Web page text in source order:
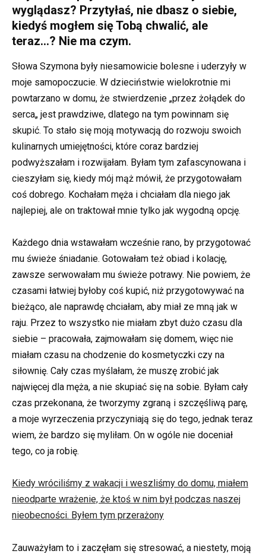
wyglądasz? Przytyłaś, nie dbasz o siebie,
kiedyś mogłem się Tobą chwalić, ale
teraz…? Nie ma czym.
Słowa Szymona były niesamowicie bolesne i uderzyły w
moje samopoczucie. W dzieciństwie wielokrotnie mi
powtarzano w domu, że stwierdzenie „przez żołądek do
serca„ jest prawdziwe, dlatego na tym powinnam się
skupić. To stało się moją motywacją do rozwoju swoich
kulinarnych umiejętności, które coraz bardziej
podwyższałam i rozwijałam. Byłam tym zafascynowana i
cieszyłam się, kiedy mój mąż mówił, że przygotowałam
coś dobrego. Kochałam męża i chciałam dla niego jak
najlepiej, ale on traktował mnie tylko jak wygodną opcję.
Każdego dnia wstawałam wcześnie rano, by przygotować
mu świeże śniadanie. Gotowałam też obiad i kolację,
zawsze serwowałam mu świeże potrawy. Nie powiem, że
czasami łatwiej byłoby coś kupić, niż przygotowywać na
bieżąco, ale naprawdę chciałam, aby miał ze mną jak w
raju. Przez to wszystko nie miałam zbyt dużo czasu dla
siebie – pracowała, zajmowałam się domem, więc nie
miałam czasu na chodzenie do kosmetyczki czy na
siłownię. Cały czas myślałam, że muszę zrobić jak
najwięcej dla męża, a nie skupiać się na sobie. Byłam cały
czas przekonana, że tworzymy zgraną i szczęśliwą parę,
a moje wyrzeczenia przyczyniają się do tego, jednak teraz
wiem, że bardzo się myliłam. On w ogóle nie doceniał
tego, co ja robię.
Kiedy wróciliśmy z wakacji i weszliśmy do domu, miałem
nieodparte wrażenie, że ktoś w nim był podczas naszej
nieobecności. Byłem tym przerażony
Zauważyłam to i zaczęłam się stresować, a niestety, moją